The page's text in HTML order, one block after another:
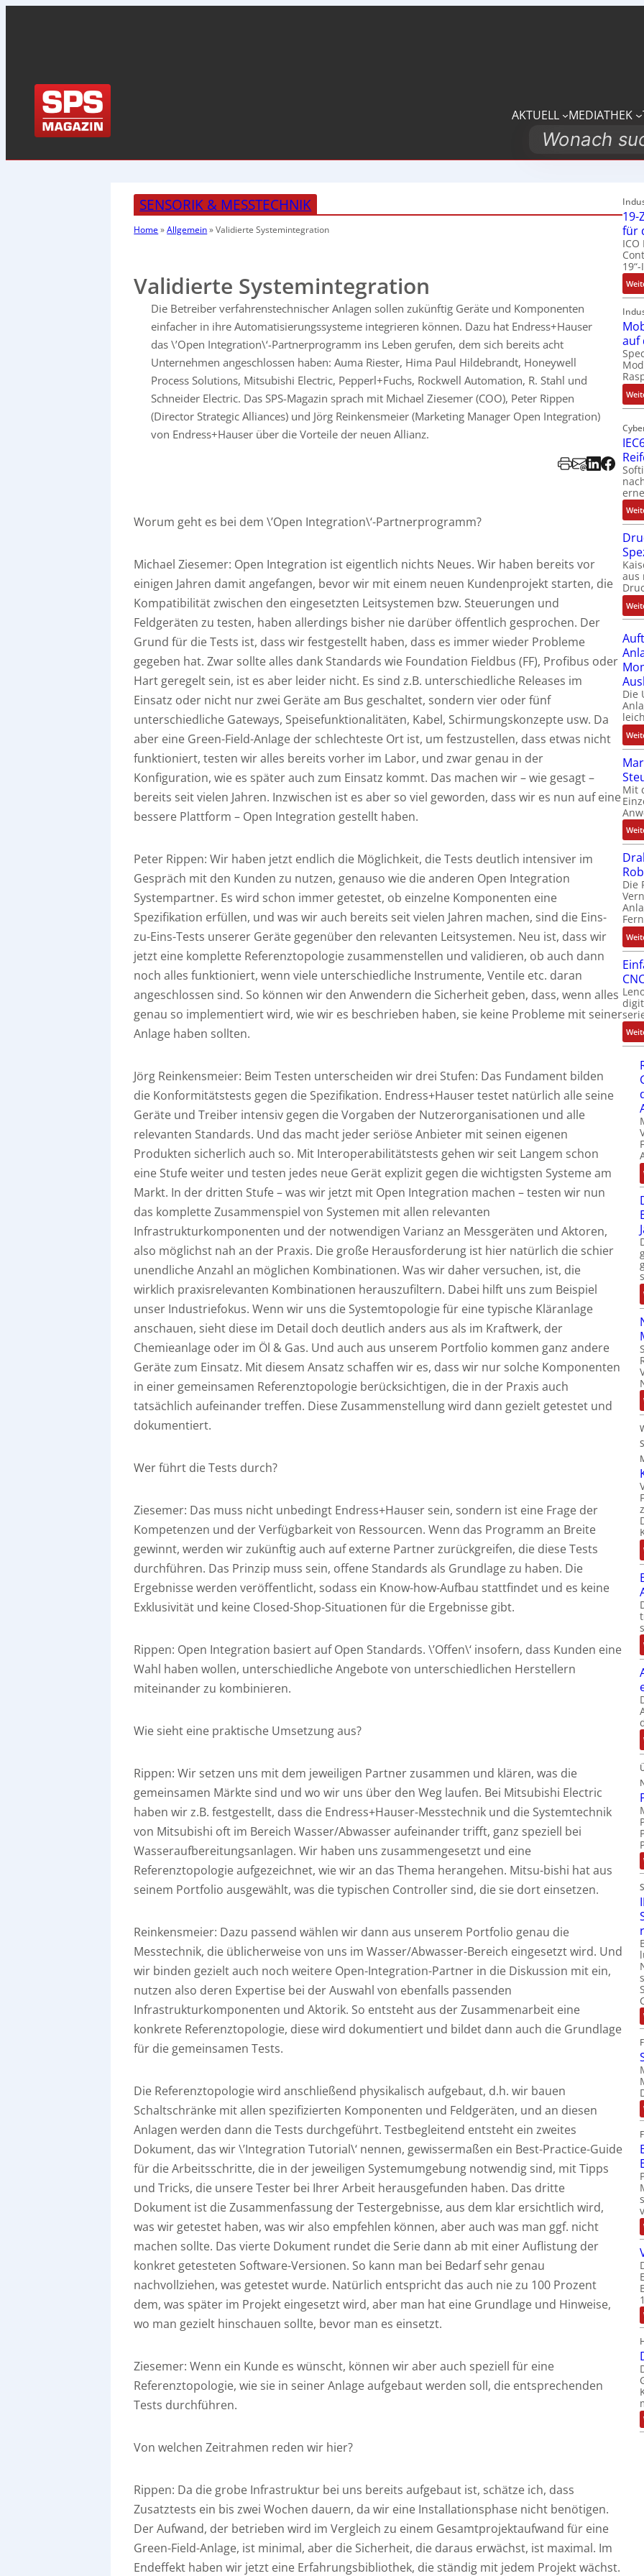
AKTUELL MEDIATHEK
Search
SENSORIK & MESSTECHNIK
Home»Allgemein»Validierte Systemintegration
Validierte Systemintegration
Die Betreiber verfahrenstechnischer Anlagen sollen zukünftig Geräte und Komponenten
einfacher in ihre Automatisierungssysteme integrieren können. Dazu hat Endress+Hauser
das \’Open Integration\‘-Partnerprogramm ins Leben gerufen, dem sich bereits acht
Unternehmen angeschlossen haben: Auma Riester, Hima Paul Hildebrandt, Honeywell
Process Solutions, Mitsubishi Electric, Pepperl+Fuchs, Rockwell Automation, R. Stahl und
Schneider Electric. Das SPS-Magazin sprach mit Michael Ziesemer (COO), Peter Rippen
(Director Strategic Alliances) und Jörg Reinkensmeier (Marketing Manager Open Integration)
von Endress+Hauser über die Vorteile der neuen Allianz.
Worum geht es bei dem \’Open Integration\‘-Partnerprogramm?
Michael Ziesemer: Open Integration ist eigentlich nichts Neues. Wir haben bereits vor
einigen Jahren damit angefangen, bevor wir mit einem neuen Kundenprojekt starten, die
Kompatibilität zwischen den eingesetzten Leitsystemen bzw. Steuerungen und
Feldgeräten zu testen, haben allerdings bisher nie darüber öffentlich gesprochen. Der
Grund für die Tests ist, dass wir festgestellt haben, dass es immer wieder Probleme
gegeben hat. Zwar sollte alles dank Standards wie Foundation Fieldbus (FF), Profibus oder
Hart geregelt sein, ist es aber leider nicht. Es sind z.B. unterschiedliche Releases im
Einsatz oder nicht nur zwei Geräte am Bus geschaltet, sondern vier oder fünf
unterschiedliche Gateways, Speisefunktionalitäten, Kabel, Schirmungskonzepte usw. Da
aber eine Green-Field-Anlage der schlechteste Ort ist, um festzustellen, dass etwas nicht
funktioniert, testen wir alles bereits vorher im Labor, und zwar genau in der
Konfiguration, wie es später auch zum Einsatz kommt. Das machen wir – wie gesagt –
bereits seit vielen Jahren. Inzwischen ist es aber so viel geworden, dass wir es nun auf eine
bessere Plattform – Open Integration gestellt haben.
Peter Rippen: Wir haben jetzt endlich die Möglichkeit, die Tests deutlich intensiver im
Gespräch mit den Kunden zu nutzen, genauso wie die anderen Open Integration
Systempartner. Es wird schon immer getestet, ob einzelne Komponenten eine
Spezifikation erfüllen, und was wir auch bereits seit vielen Jahren machen, sind die Eins-
zu-Eins-Tests unserer Geräte gegenüber den relevanten Leitsystemen. Neu ist, dass wir
jetzt eine komplette Referenztopologie zusammenstellen und validieren, ob auch dann
noch alles funktioniert, wenn viele unterschiedliche Instrumente, Ventile etc. daran
angeschlossen sind. So können wir den Anwendern die Sicherheit geben, dass, wenn alles
genau so implementiert wird, wie wir es beschrieben haben, sie keine Probleme mit seiner
Anlage haben sollten.
Jörg Reinkensmeier: Beim Testen unterscheiden wir drei Stufen: Das Fundament bilden
die Konformitätstests gegen die Spezifikation. Endress+Hauser testet natürlich alle seine
Geräte und Treiber intensiv gegen die Vorgaben der Nutzerorganisationen und alle
relevanten Standards. Und das macht jeder seriöse Anbieter mit seinen eigenen
Produkten sicherlich auch so. Mit Interoperabilitätstests gehen wir seit Langem schon
eine Stufe weiter und testen jedes neue Gerät explizit gegen die wichtigsten Systeme am
Markt. In der dritten Stufe – was wir jetzt mit Open Integration machen – testen wir nun
das komplette Zusammenspiel von Systemen mit allen relevanten
Infrastrukturkomponenten und der notwendigen Varianz an Messgeräten und Aktoren,
also möglichst nah an der Praxis. Die große Herausforderung ist hier natürlich die schier
unendliche Anzahl an möglichen Kombinationen. Was wir daher versuchen, ist, die
wirklich praxisrelevanten Kombinationen herauszufiltern. Dabei hilft uns zum Beispiel
unser Industriefokus. Wenn wir uns die Systemtopologie für eine typische Kläranlage
anschauen, sieht diese im Detail doch deutlich anders aus als im Kraftwerk, der
Chemieanlage oder im Öl & Gas. Und auch aus unserem Portfolio kommen ganz andere
Geräte zum Einsatz. Mit diesem Ansatz schaffen wir es, dass wir nur solche Komponenten
in einer gemeinsamen Referenztopologie berücksichtigen, die in der Praxis auch
tatsächlich aufeinander treffen. Diese Zusammenstellung wird dann gezielt getestet und
dokumentiert.
Wer führt die Tests durch?
Ziesemer: Das muss nicht unbedingt Endress+Hauser sein, sondern ist eine Frage der
Kompetenzen und der Verfügbarkeit von Ressourcen. Wenn das Programm an Breite
gewinnt, werden wir zukünftig auch auf externe Partner zurückgreifen, die diese Tests
durchführen. Das Prinzip muss sein, offene Standards als Grundlage zu haben. Die
Ergebnisse werden veröffentlicht, sodass ein Know-how-Aufbau stattfindet und es keine
Exklusivität und keine Closed-Shop-Situationen für die Ergebnisse gibt.
Rippen: Open Integration basiert auf Open Standards. \’Offen\‘ insofern, dass Kunden eine
Wahl haben wollen, unterschiedliche Angebote von unterschiedlichen Herstellern
miteinander zu kombinieren.
Wie sieht eine praktische Umsetzung aus?
Rippen: Wir setzen uns mit dem jeweiligen Partner zusammen und klären, was die
gemeinsamen Märkte sind und wo wir uns über den Weg laufen. Bei Mitsubishi Electric
haben wir z.B. festgestellt, dass die Endress+Hauser-Messtechnik und die Systemtechnik
von Mitsubishi oft im Bereich Wasser/Abwasser aufeinander trifft, ganz speziell bei
Wasseraufbereitungsanlagen. Wir haben uns zusammengesetzt und eine
Referenztopologie aufgezeichnet, wie wir an das Thema herangehen. Mitsu-bishi hat aus
seinem Portfolio ausgewählt, was die typischen Controller sind, die sie dort einsetzen.
Reinkensmeier: Dazu passend wählen wir dann aus unserem Portfolio genau die
Messtechnik, die üblicherweise von uns im Wasser/Abwasser-Bereich eingesetzt wird. Und
wir binden gezielt auch noch weitere Open-Integration-Partner in die Diskussion mit ein,
nutzen also deren Expertise bei der Auswahl von ebenfalls passenden
Infrastrukturkomponenten und Aktorik. So entsteht aus der Zusammenarbeit eine
konkrete Referenztopologie, diese wird dokumentiert und bildet dann auch die Grundlage
für die gemeinsamen Tests.
Die Referenztopologie wird anschließend physikalisch aufgebaut, d.h. wir bauen
Schaltschränke mit allen spezifizierten Komponenten und Feldgeräten, und an diesen
Anlagen werden dann die Tests durchgeführt. Testbegleitend entsteht ein zweites
Dokument, das wir \’Integration Tutorial\‘ nennen, gewissermaßen ein Best-Practice-Guide
für die Arbeitsschritte, die in der jeweiligen Systemumgebung notwendig sind, mit Tipps
und Tricks, die unsere Tester bei Ihrer Arbeit herausgefunden haben. Das dritte
Dokument ist die Zusammenfassung der Testergebnisse, aus dem klar ersichtlich wird,
was wir getestet haben, was wir also empfehlen können, aber auch was man ggf. nicht
machen sollte. Das vierte Dokument rundet die Serie dann ab mit einer Auflistung der
konkret getesteten Software-Versionen. So kann man bei Bedarf sehr genau
nachvollziehen, was getestet wurde. Natürlich entspricht das auch nie zu 100 Prozent
dem, was später im Projekt eingesetzt wird, aber man hat eine Grundlage und Hinweise,
wo man gezielt hinschauen sollte, bevor man es einsetzt.
Ziesemer: Wenn ein Kunde es wünscht, können wir aber auch speziell für eine
Referenztopologie, wie sie in seiner Anlage aufgebaut werden soll, die entsprechenden
Tests durchführen.
Von welchen Zeitrahmen reden wir hier?
Rippen: Da die grobe Infrastruktur bei uns bereits aufgebaut ist, schätze ich, dass
Zusatztests ein bis zwei Wochen dauern, da wir eine Installationsphase nicht benötigen.
Der Aufwand, der betrieben wird im Vergleich zu einem Gesamtprojektaufwand für eine
Green-Field-Anlage, ist minimal, aber die Sicherheit, die daraus erwächst, ist maximal. Im
Endeffekt haben wir jetzt eine Erfahrungsbibliothek, die ständig mit jedem Projekt wächst.
19-
für
auf
aus
Die
Mit
Die